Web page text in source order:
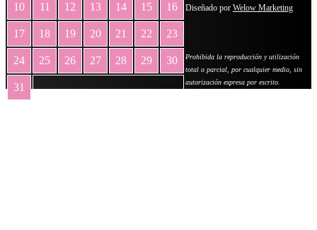
10 11 12 13 14 15 16
17 18 19 20 21 22 23
24 25 26 27 28 29 30
31
Diseñado por Welow Marketing
Prohibida la reproducción y utilización
total o parcial, por cualquier medio, sin
autorización expresa por escrito.